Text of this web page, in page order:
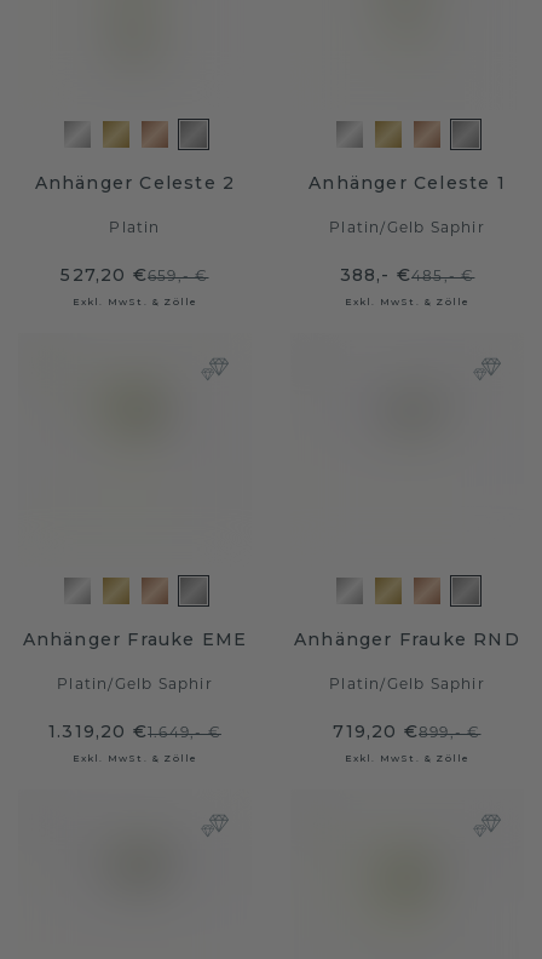
Anhänger Celeste 2
Platin
527,20 €659,- €
Exkl. MwSt. & Zölle
Anhänger Celeste 1
Platin/Gelb Saphir
388,- €485,- €
Exkl. MwSt. & Zölle
Anhänger Frauke EME
Platin/Gelb Saphir
1.319,20 €1.649,- €
Exkl. MwSt. & Zölle
Anhänger Frauke RND
Platin/Gelb Saphir
719,20 €899,- €
Exkl. MwSt. & Zölle